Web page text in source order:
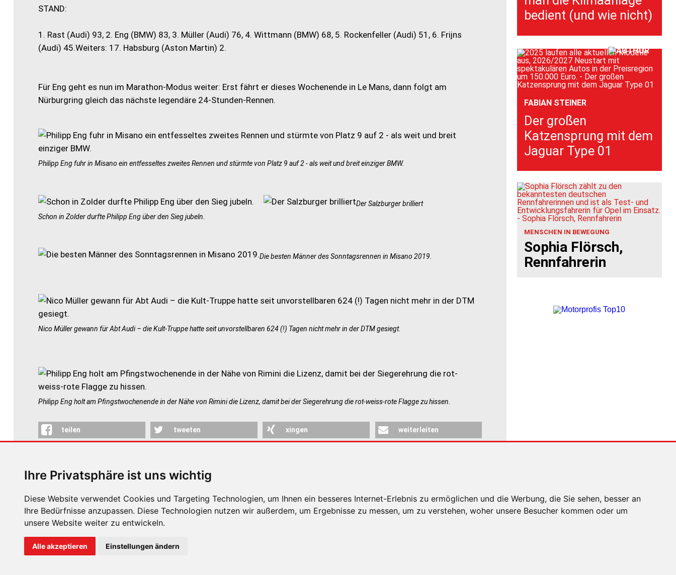
Ihre Privatsphäre ist uns wichtig
Diese Website verwendet Cookies und Targeting Technologien, um Ihnen ein besseres Internet-Erlebnis zu ermöglichen und die Werbung, die Sie sehen, besser an
Ihre Bedürfnisse anzupassen. Diese Technologien nutzen wir außerdem, um Ergebnisse zu messen, um zu verstehen, woher unsere Besucher kommen oder um
unsere Website weiter zu entwickeln.
Alle akzeptieren Einstellungen ändern
STAND:
1. Rast (Audi) 93, 2. Eng (BMW) 83, 3. Müller (Audi) 76, 4. Wittmann (BMW) 68, 5. Rockenfeller (Audi) 51, 6. Frijns
(Audi) 45.Weiters: 17. Habsburg (Aston Martin) 2.
Für Eng geht es nun im Marathon-Modus weiter: Erst fährt er dieses Wochenende in Le Mans, dann folgt am
Nürburgring gleich das nächste legendäre 24-Stunden-Rennen.
Philipp Eng fuhr in Misano ein entfesseltes zweites Rennen und stürmte von Platz 9 auf 2 - als weit und breit einziger BMW.
Schon in Zolder durfte Philipp Eng über den Sieg jubeln.
Der Salzburger brilliert
Die besten Männer des Sonntagsrennen in Misano 2019.
Nico Müller gewann für Abt Audi – die Kult-Truppe hatte seit unvorstellbaren 624 (!) Tagen nicht mehr in der DTM gesiegt.
Philipp Eng holt am Pfingstwochenende in der Nähe von Rimini die Lizenz, damit bei der Siegerehrung die rot-weiss-rote Flagge zu hissen.
teilen tweeten xingen weiterleiten
ZURÜCK ZUR ÜBERSICHT
bedient (und wie nicht)
FABIAN STEINER
Der großen
Katzensprung mit dem
Jaguar Type 01
MENSCHEN IN BEWEGUNG
Sophia Flörsch,
Rennfahrerin
ÜBER UNS KONTAKT IMPRESSUM